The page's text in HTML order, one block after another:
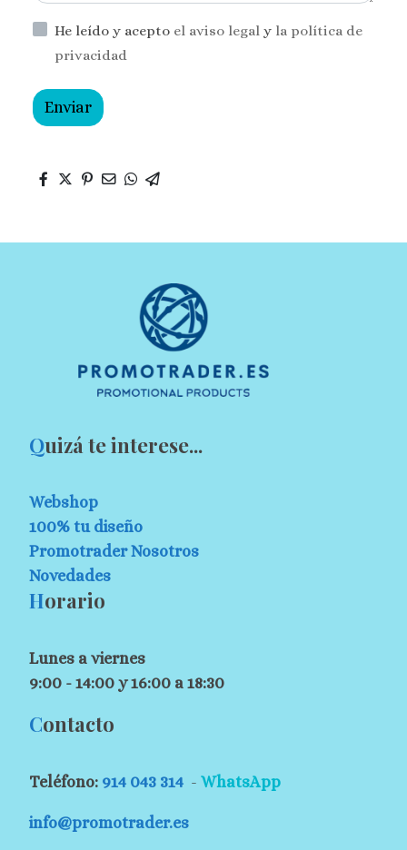
He leído y acepto el aviso legal y la política de
privacidad
Enviar
Quizá te interese...
Webshop
100% tu diseño
Promotrader Nosotros
Novedades
Horario
Lunes a viernes
9:00 - 14:00 y 16:00 a 18:30
Contacto
Teléfono: 914 043 314 - WhatsApp
info@promotrader.es